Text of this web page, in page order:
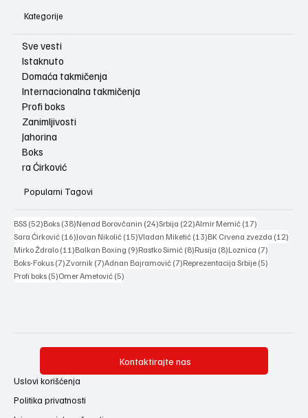
Kategorije
Sve vesti
Istaknuto
Domaća takmičenja
Internacionalna takmičenja
Profi boks
Zanimljivosti
Jahorina
Boks
ra Ćirković
Popularni Tagovi
BSS (52)52 posts
Boks (38)38 posts
Nenad Borovčanin (24)24 posts
Srbija (22)22 posts
Almir Memić (17)
Sara Ćirković (16)16 posts
Jovan Nikolić (15)15 posts
Vladan Miketić (13)13 posts
BK Crvena zvezda (12)
Mirko Ždralo (11)11 posts
Balkan Boxing (9)9 posts
Rastko Simić (8)8 posts
Rusija (8)8 posts
Loznica (7)
Boks-Fokus (7)7 posts
Zvornik (7)7 posts
Adnan Bajramović (7)7 posts
Reprezentacija Srbije (5)
Profi boks (5)5 posts
Omer Ametović (5)
Kontaktirajte nas
Uslovi korišćenja
Politika privatnosti